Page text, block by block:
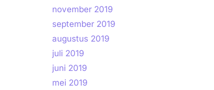
november 2019
september 2019
augustus 2019
juli 2019
juni 2019
mei 2019